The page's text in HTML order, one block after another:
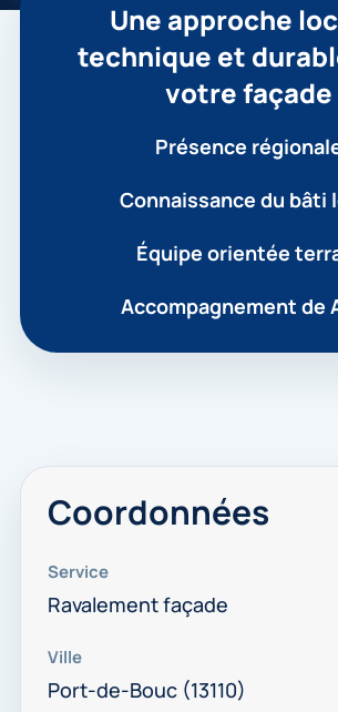
Une approche
technique et
votre façade
Présence
Connaissance du bâti
Équipe orientée
Accompagnement de
Coordonnées
Service
Ravalement façade
Ville
Port-de-Bouc (13110)